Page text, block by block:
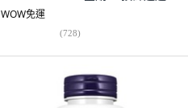
WOW免運
(728)